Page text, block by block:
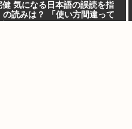
健 気になる日本語の誤読を指
の読みは？ 「使い方間違って